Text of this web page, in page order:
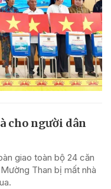
cho người dân
giao toàn bộ 24 căn
Than bị mất nhà